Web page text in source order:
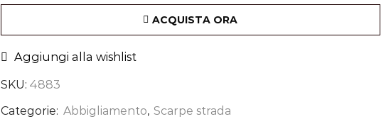
ACQUISTA ORA
Aggiungi alla wishlist
SKU: 4883
Categorie: Abbigliamento, Scarpe strada